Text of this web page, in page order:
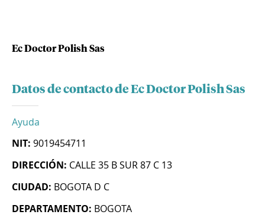
Ec Doctor Polish Sas
Datos de contacto de Ec Doctor Polish Sas
Ayuda
NIT: 9019454711
DIRECCIÓN: CALLE 35 B SUR 87 C 13
CIUDAD: BOGOTA D C
DEPARTAMENTO: BOGOTA